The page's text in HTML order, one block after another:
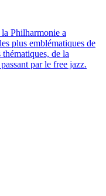
Philharmonie a
plus emblématiques de
de la
par le free jazz.